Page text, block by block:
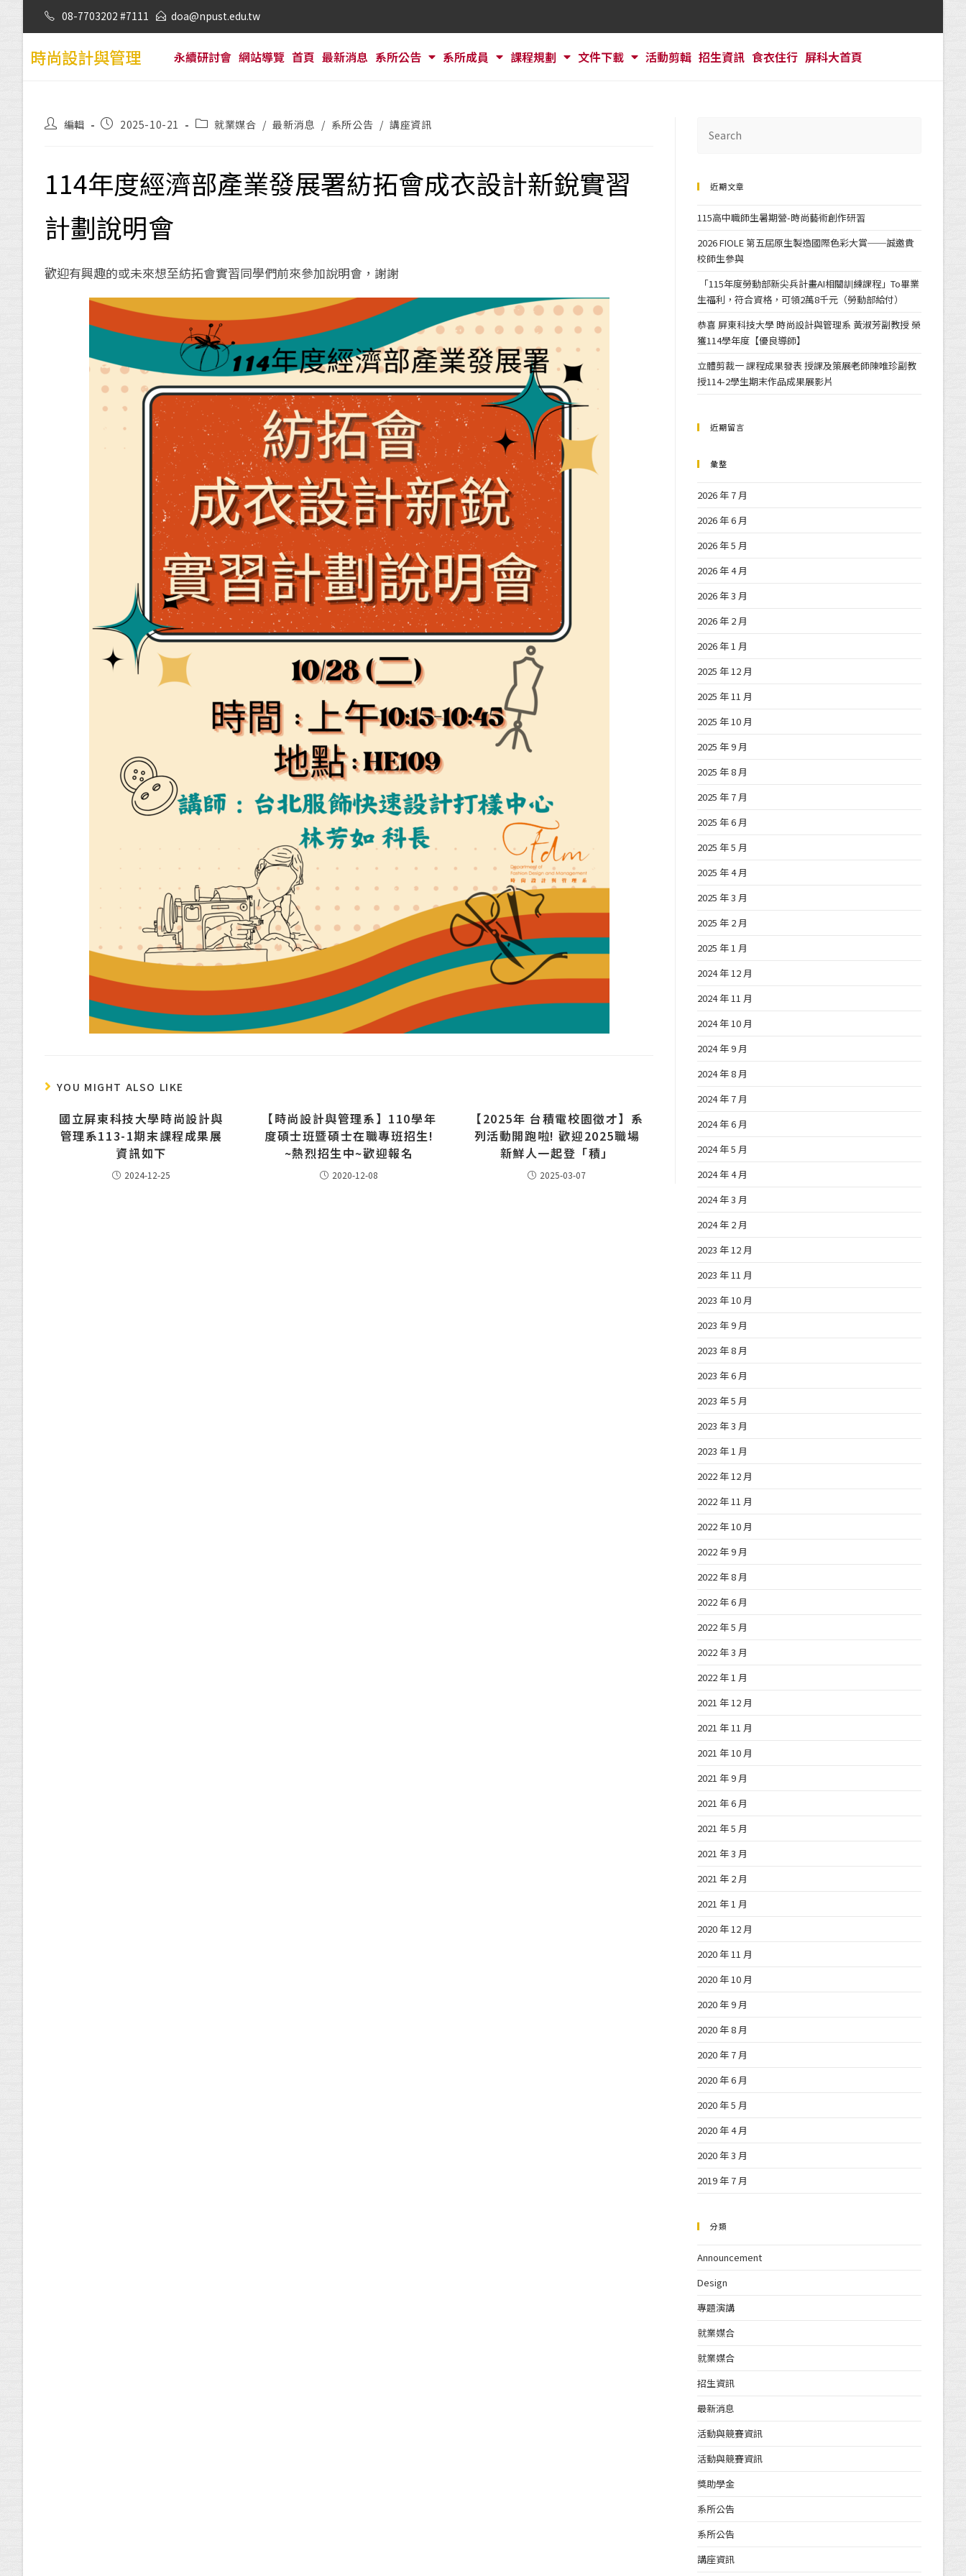
08-7703202 #7111 doa@npust.edu.tw
時尚設計與管理 永續研討會 網站導覽 首頁 最新消息 系所公告 系所成員 課程規劃 文件下載 活動剪輯 招生資訊 食衣住行 屏科大首頁
編輯 2025-10-21 就業媒合 / 最新消息 / 系所公告 / 講座資訊
114年度經濟部產業發展署紡拓會成衣設計新銳實習
計劃說明會
歡迎有興趣的或未來想至紡拓會實習同學們前來參加說明會，謝謝
YOU MIGHT ALSO LIKE
國立屏東科技大學時尚設計與
管理系113-1期末課程成果展
資訊如下
2024-12-25
【時尚設計與管理系】110學年
度碩士班暨碩士在職專班招生!
~熱烈招生中~​歡迎報名
2020-12-08
【2025年 台積電校園徵才】系
列活動開跑啦! 歡迎2025職場
新鮮人一起登「積」
2025-03-07
近期文章
115高中職師生暑期營-時尚藝術創作研習
2026 FIOLE 第五屆原生製造國際色彩大賞──誠邀貴
校師生參與
「115年度勞動部新尖兵計畫AI相關訓練課程」To畢業
生福利，符合資格，可領2萬8千元（勞動部給付）
恭喜 屏東科技大學 時尚設計與管理系 黃淑芳副教授 榮
獲114學年度【優良導師】
立體剪裁一 課程成果發表 授課及策展老師陳唯珍副教
授114-2學生期末作品成果展影片
近期留言
彙整
2026 年 7 月
2026 年 6 月
2026 年 5 月
2026 年 4 月
2026 年 3 月
2026 年 2 月
2026 年 1 月
2025 年 12 月
2025 年 11 月
2025 年 10 月
2025 年 9 月
2025 年 8 月
2025 年 7 月
2025 年 6 月
2025 年 5 月
2025 年 4 月
2025 年 3 月
2025 年 2 月
2025 年 1 月
2024 年 12 月
2024 年 11 月
2024 年 10 月
2024 年 9 月
2024 年 8 月
2024 年 7 月
2024 年 6 月
2024 年 5 月
2024 年 4 月
2024 年 3 月
2024 年 2 月
2023 年 12 月
2023 年 11 月
2023 年 10 月
2023 年 9 月
2023 年 8 月
2023 年 6 月
2023 年 5 月
2023 年 3 月
2023 年 1 月
2022 年 12 月
2022 年 11 月
2022 年 10 月
2022 年 9 月
2022 年 8 月
2022 年 6 月
2022 年 5 月
2022 年 3 月
2022 年 1 月
2021 年 12 月
2021 年 11 月
2021 年 10 月
2021 年 9 月
2021 年 6 月
2021 年 5 月
2021 年 3 月
2021 年 2 月
2021 年 1 月
2020 年 12 月
2020 年 11 月
2020 年 10 月
2020 年 9 月
2020 年 8 月
2020 年 7 月
2020 年 6 月
2020 年 5 月
2020 年 4 月
2020 年 3 月
2019 年 7 月
分類
Announcement
Design
專題演講
就業媒合
就業媒合
招生資訊
最新消息
活動與競賽資訊
活動與競賽資訊
獎助學金
系所公告
系所公告
講座資訊